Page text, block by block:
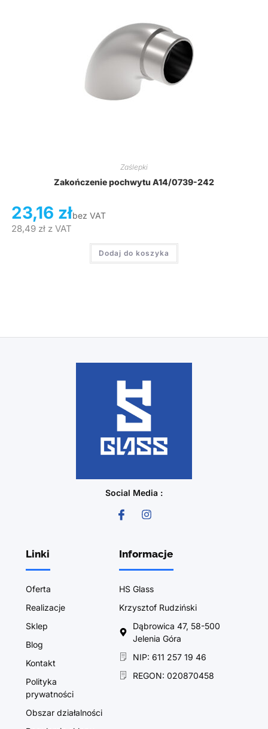
Zaślepki
Zakończenie pochwytu A14/0739-242
23,16 złbez VAT
28,49 złz VAT
Dodaj do koszyka
Social Media :
Linki
Oferta
Realizacje
Sklep
Blog
Kontakt
Polityka
prywatności
Obszar działalności
Informacje
HS Glass
Krzysztof Rudziński
Dąbrowica 47, 58-500
Jelenia Góra
NIP: 611 257 19 46
REGON: 020870458